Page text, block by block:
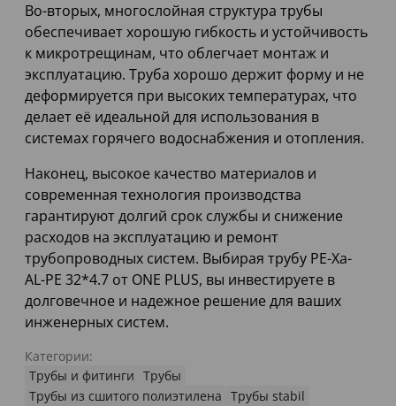
Во-вторых, многослойная структура трубы
обеспечивает хорошую гибкость и устойчивость
к микротрещинам, что облегчает монтаж и
эксплуатацию. Труба хорошо держит форму и не
деформируется при высоких температурах, что
делает её идеальной для использования в
системах горячего водоснабжения и отопления.
Наконец, высокое качество материалов и
современная технология производства
гарантируют долгий срок службы и снижение
расходов на эксплуатацию и ремонт
трубопроводных систем. Выбирая трубу PE-Xa-
AL-PE 32*4.7 от ONE PLUS, вы инвестируете в
долговечное и надежное решение для ваших
инженерных систем.
Категории:
Трубы и фитинги Трубы
Трубы из сшитого полиэтилена Трубы stabil